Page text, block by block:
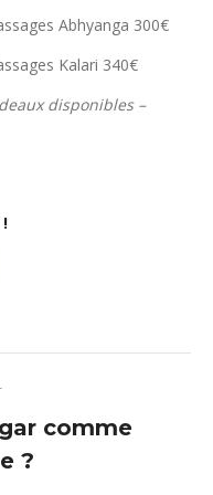
Abhyanga 300€
Kalari 340€
disponibles –
comme
?